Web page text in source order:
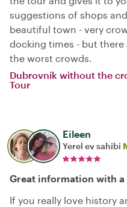
suggestions of shops
beautiful town - very
docking times - but there
the worst crowds.
Dubrovnik without the
Tour
Eileen
Yerel ev sahibi
Great information with a
If you really love history